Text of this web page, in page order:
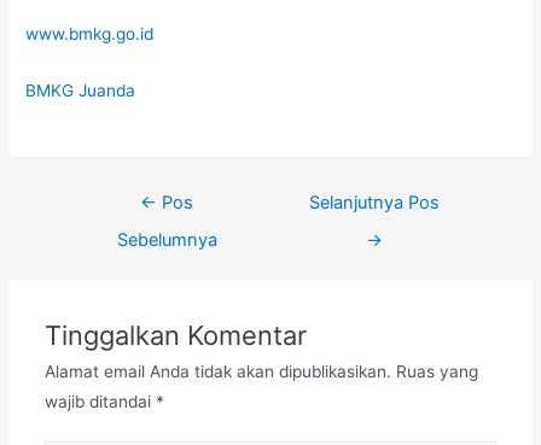
www.bmkg.go.id
BMKG Juanda
← Pos
Sebelumnya
Selanjutnya Pos
→
Tinggalkan Komentar
Alamat email Anda tidak akan dipublikasikan. Ruas yang
wajib ditandai *